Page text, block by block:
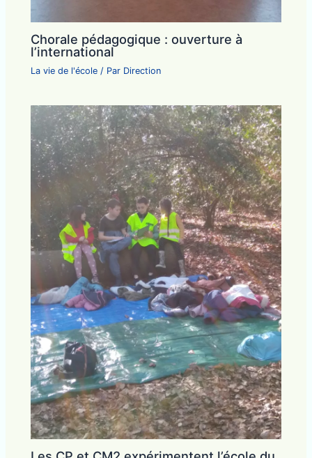
Chorale pédagogique : ouverture à
l’international
La vie de l'école / Par Direction